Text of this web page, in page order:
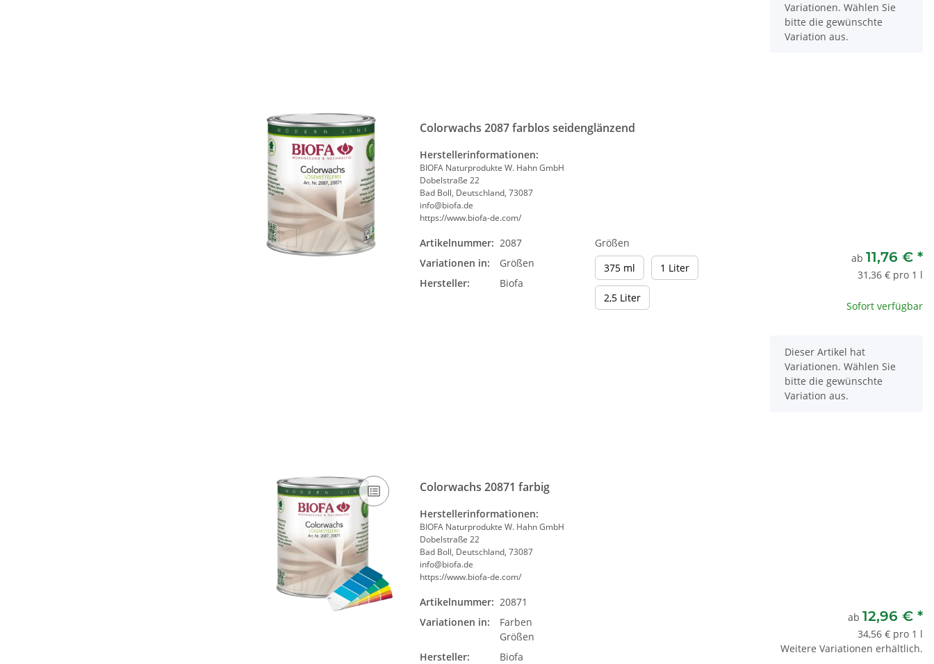
Variationen. Wählen Sie
bitte die gewünschte
Variation aus.
Colorwachs 2087 farblos seidenglänzend
Herstellerinformationen:
BIOFA Naturprodukte W. Hahn GmbH
Dobelstraße 22
Bad Boll, Deutschland, 73087
info@biofa.de
https://www.biofa-de.com/
Artikelnummer: 2087
Variationen in:
Größen
Hersteller:
Biofa
Größen
375 ml 375 ml1 Liter1 Liter
2,5 Liter2,5 Liter
ab 11,76 € *
31,36 € pro 1 l
Sofort verfügbar
x
Dieser Artikel hat
Variationen. Wählen Sie
bitte die gewünschte
Variation aus.
Colorwachs 20871 farbig
Herstellerinformationen:
BIOFA Naturprodukte W. Hahn GmbH
Dobelstraße 22
Bad Boll, Deutschland, 73087
info@biofa.de
https://www.biofa-de.com/
Artikelnummer: 20871
Variationen in:
Farben
Größen
Hersteller:
Biofa
ab 12,96 € *
34,56 € pro 1 l
Weitere Variationen erhältlich.